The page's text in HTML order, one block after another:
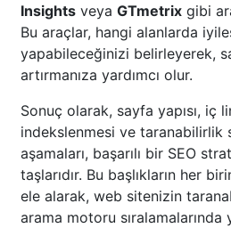
Insights veya GTmetrix gibi
Bu araçlar, hangi alanlarda
yapabileceğinizi belirleyerek,
artırmanıza yardımcı olur.
Sonuç olarak, sayfa yapısı, iç
indekslenmesi ve taranabilirlik
aşamaları, başarılı bir SEO
taşlarıdır. Bu başlıkların her
ele alarak, web sitenizin
arama motoru